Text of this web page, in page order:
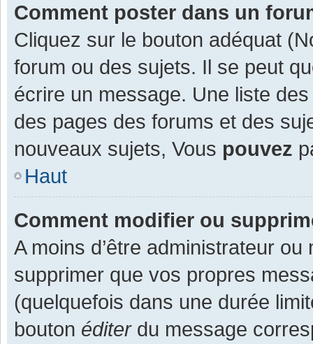
Comment poster dans un
Cliquez sur le bouton adéquat
forum ou des sujets. Il se peut
écrire un message. Une liste
des pages des forums et des
nouveaux sujets, Vous pouvez
Haut
Comment modifier ou
A moins d’être administrateur
supprimer que vos propres
(quelquefois dans une durée
bouton éditerdu message